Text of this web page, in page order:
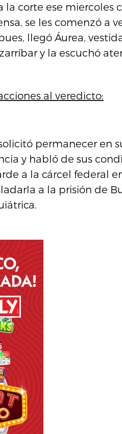
la corte ese
se les comenzó a
llegó Áurea,
y la escuchó
al veredicto:
permanecer en
y habló de sus
a la cárcel federal
a la prisión de